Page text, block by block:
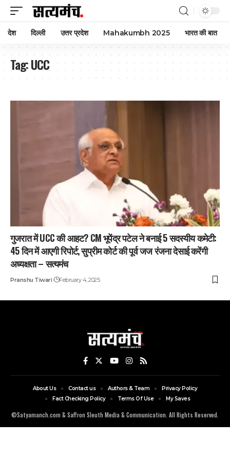
देश दिल्ली उत्तर प्रदेश Mahakumbh 2025 भारत की बात
Tag:UCC
गुजरात में UCC की आहट? CM भूपेंद्र पटेल ने बनाई 5 सदस्यीय कमेटी:
45 दिन में आएगी रिपोर्ट, सुप्रीम कोर्ट की पूर्व जज रंजना देसाई करेंगी
अध्यक्षता – सत्यमंच
Pranshu Tiwari February 4, 2025
©Satyamanch.com & Saffron Sleuth Media & Communication. All Rights Reserved.
About Us Contact us Authors & Team
Privacy Policy
Fact Checking Policy
Terms Of Use My Saves